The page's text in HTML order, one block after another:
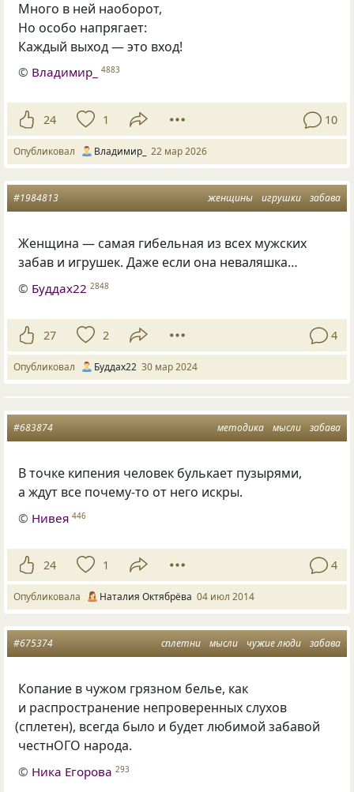
Много в ней наоборот,
Но особо напрягает:
Каждый выход — это вход!
© Владимир_ 4883
24 1 10
Опубликовал Владимир_ 22 мар 2026
женщины игрушки забава
#1984813
Женщина — самая гибельная из всех мужских
забав и игрушек. Даже если она неваляшка…
© Буддах22 2848
27 2 4
Опубликовал Буддах22 30 мар 2024
методика мысли забава
#683874
В точке кипения человек булькает пузырями,
а ждут все почему-то от него искры.
© Нивея 446
24 1 4
Опубликовала Наталия Октябрёва 04 июл 2014
сплетни мысли чужие люди забава
#675374
Копание в чужом грязном белье, как
и распространение непроверенных слухов
(сплетен), всегда было и будет любимой забавой
честнОГО народа.
© Ника Егорова 293